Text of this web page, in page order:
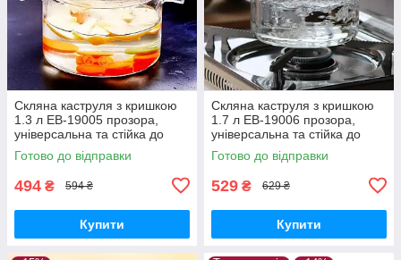
Скляна каструля з кришкою
1.3 л EB-19005 прозора,
універсальна та стійка до
високих температур
Готово до відправки
494 ₴ 594 ₴
Купити
Скляна каструля з кришкою
1.7 л EB-19006 прозора,
універсальна та стійка до
високих температур
Готово до відправки
529 ₴ 629 ₴
Купити